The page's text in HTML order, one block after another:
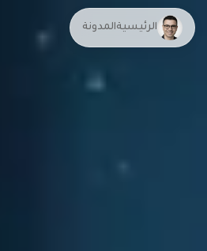
الرئيسيةالمدونة